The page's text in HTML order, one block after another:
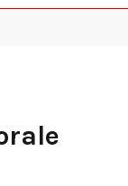
électorale